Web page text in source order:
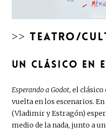
>> TEATRO/
UN CLÁSICO EN
Esperando a Godot, el clásico
vuelta en los escenarios.
(Vladimir y Estragón)
medio de la nada, junto a